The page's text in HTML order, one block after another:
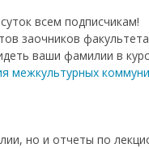
всем подписчикам!
заочников
ваши фамилии в
межкультурных
но и отчеты по